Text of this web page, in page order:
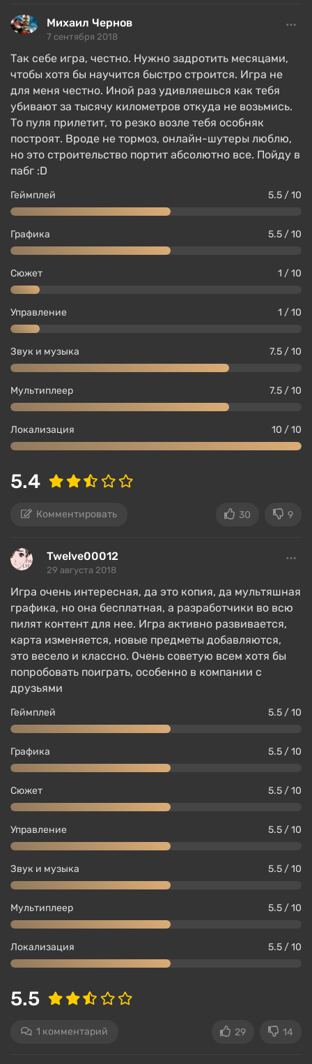
состояние.
Миссии и сюжет
Главное меню Fortnite является базой игрока, где
есть карта игрового мира с заданиями, меню
время все будет окружено фиолетовым туманом,
но, по мере развития сюжета, он будет
отодвигаться дальше от базы. Главная цель —
навсегда уничтожить шторм и вернуть планету в
привычное русло, однако процесс затянется на
500 и более часов — так запланировано. В Fortnite
побочные миссии неразрывно связаны с
прохождением сюжета и узнавать его
выполнив 3-5 побочных миссий.
Классы персонажей
Четыре класса героев (солдат, строитель, ниндзя
и собиратель, смысл которых ясен из названия),
разделены на пять типов: обычный, редкий,
эпический, легендарный и мифический. У
последнего типа персонажа больше уровней для
которые можно открыть, чем у первого. На время
выполнения задания, игрок Fortnite воплощается
на месте в виде персонажа-оперативника, то
есть, можно опробовать все их виды и типы. Для
прокачки персонажей нужно набирать опыт,
получаемый во время миссий и пункты развития,
которые активируются с помощью специальных
предметов и после открытия навыков.
«Спасение мира»
Михаил Чернов
7 сентября 2018
Так себе игра, честно. Нужно задротить месяцами,
чтобы хотя бы научится быстро строится. Игра не
для меня честно. Иной раз удивляешься как тебя
убивают за тысячу километров откуда не возьмись.
То пуля прилетит, то резко возле тебя особняк
построят. Вроде не тормоз, онлайн-шутеры люблю,
но это строительство портит абсолютно все. Пойду в
пабг :D
Геймплей 5.5 / 10
Графика 5.5 / 10
Сюжет 1 / 10
Управление 1 / 10
Звук и музыка 7.5 / 10
Мультиплеер 7.5 / 10
Локализация 10 / 10
5.4
Комментировать 30 9
Twelve00012
29 августа 2018
Игра очень интересная, да это копия, да мультяшная
графика, но она бесплатная, а разработчики во всю
пилят контент для нее. Игра активно развивается,
карта изменяется, новые предметы добавляются,
это весело и классно. Очень советую всем хотя бы
попробовать поиграть, особенно в компании с
друзьями
Геймплей 5.5 / 10
Графика 5.5 / 10
Сюжет 5.5 / 10
Управление 5.5 / 10
Звук и музыка 5.5 / 10
Мультиплеер 5.5 / 10
Локализация 5.5 / 10
5.5
1 комментарий 29 14